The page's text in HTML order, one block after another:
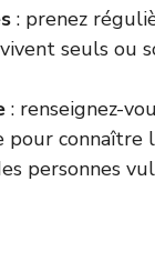
: prenez
seuls
: renseignez-
pour connaître
personnes